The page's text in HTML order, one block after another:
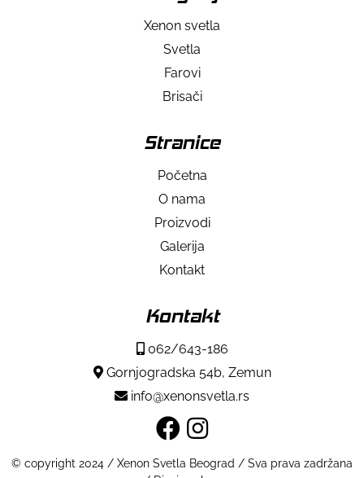
Xenon svetla
Svetla
Farovi
Brisači
Stranice
Početna
O nama
Proizvodi
Galerija
Kontakt
Kontakt
062/643-186
Gornjogradska 54b, Zemun
info@xenonsvetla.rs
© copyright 2024 / Xenon Svetla Beograd / Sva prava zadržana